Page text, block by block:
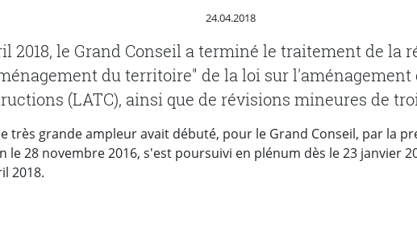
Publié le
24.04.2018
2018, le Grand Conseil a terminé le traitement de la
du territoire" de la loi sur
(LATC), ainsi que de révisions mineures de
très grande ampleur avait débuté, pour le Grand Conseil, par la
le 28 novembre 2016, s'est poursuivi en plénum dès le 23 janvier
2018.